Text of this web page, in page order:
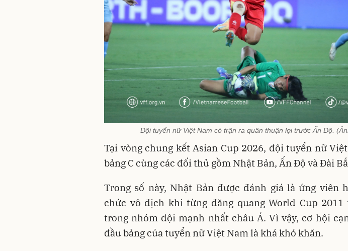
Đội tuyển nữ Việt Nam có trận ra quân thuận lợi trước Ấn Độ.
Tại vòng chung kết Asian Cup 2026, đội tuyển nữ
bảng C cùng các đối thủ gồm Nhật Bản, Ấn Độ và Đài
Trong số này, Nhật Bản được đánh giá là ứng viên
chức vô địch khi từng đăng quang World Cup 2011
trong nhóm đội mạnh nhất châu Á. Vì vậy, cơ hội
đầu bảng của tuyển nữ Việt Nam là khá khó khăn.